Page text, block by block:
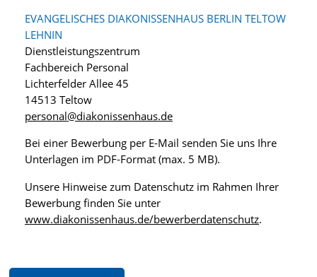
EVANGELISCHES DIAKONISSENHAUS BERLIN TELTOW
LEHNIN
Dienstleistungszentrum
Fachbereich Personal
Lichterfelder Allee 45
14513 Teltow
personal@diakonissenhaus.de
Bei einer Bewerbung per E-Mail senden Sie uns Ihre
Unterlagen im PDF-Format (max. 5 MB).
Unsere Hinweise zum Datenschutz im Rahmen Ihrer
Bewerbung finden Sie unter
www.diakonissenhaus.de/bewerberdatenschutz.